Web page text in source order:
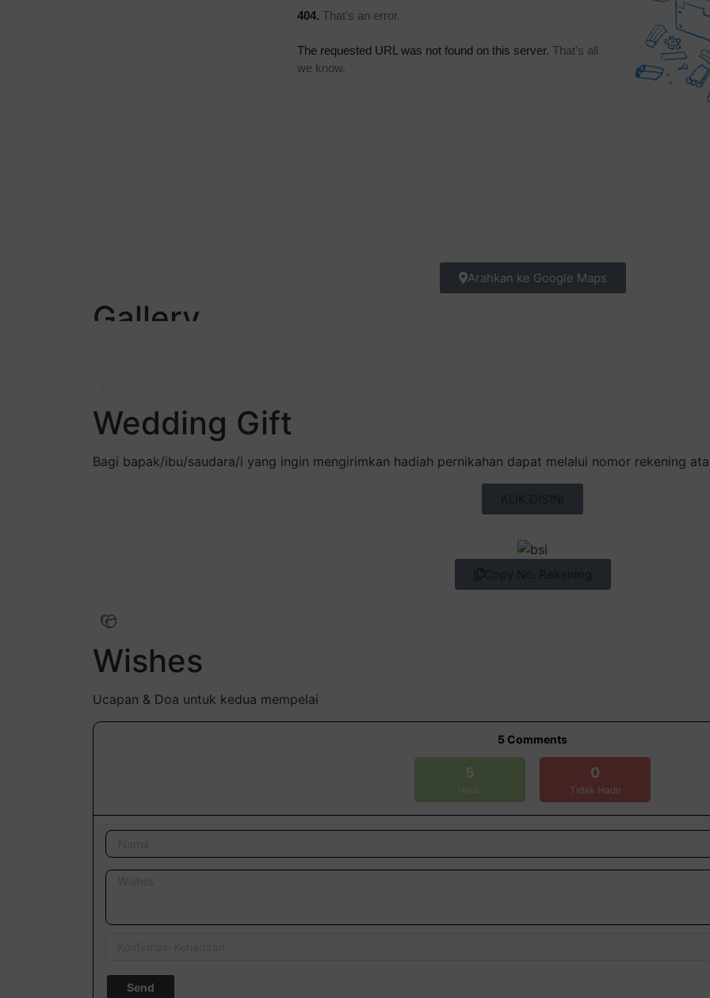
Arahkan ke Google Maps
Gallery
Wedding Gift
Bagi bapak/ibu/saudara/i yang ingin mengirimkan hadiah pernikahan dapat melalui nomor rekening
Wishes
Ucapan & Doa untuk kedua mempelai
5 Comments
5
Hadir
0
Tidak Hadir